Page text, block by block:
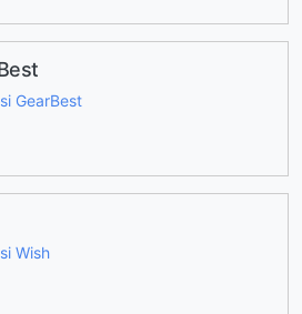
GearBest
Wish